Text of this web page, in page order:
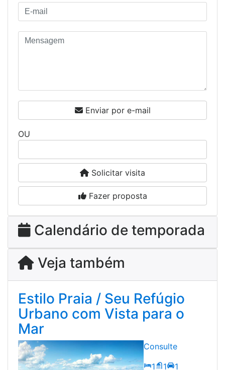
Enviar por e-mail
OU
Solicitar visita
Fazer proposta
Calendário de temporada
Veja também
Estilo Praia / Seu Refúgio
Urbano com Vista para o
Mar
Consulte
1
1 1